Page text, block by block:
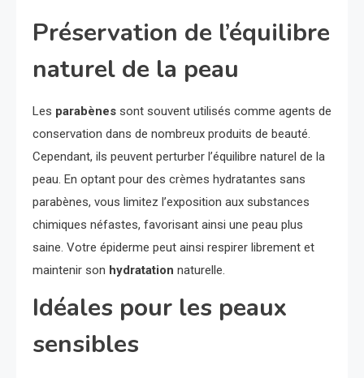
Préservation de l’équilibre
naturel de la peau
Les parabènes sont souvent utilisés comme agents de
conservation dans de nombreux produits de beauté.
Cependant, ils peuvent perturber l’équilibre naturel de la
peau. En optant pour des crèmes hydratantes sans
parabènes, vous limitez l’exposition aux substances
chimiques néfastes, favorisant ainsi une peau plus
saine. Votre épiderme peut ainsi respirer librement et
maintenir son hydratation naturelle.
Idéales pour les peaux
sensibles